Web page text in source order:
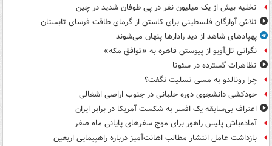
تخلیه بیش از یک میلیون نفر در پی طوفان شدید در چین
تلاش آوارگان فلسطینی برای کاستن از گرمای طاقت فرسای تابستان
پهپادهای شاهد از دید رادارها پنهان می‌شوند
نگرانی تل‌آویو از پیوستن قاهره به «توافق مکه»
تظاهرات گسترده در سئوتا
چرا رونالدو به مسی تسلیت نگفت؟
خودکشی دانشجوی دوره خلبانی در جنوب اراضی اشغالی
اعتراف بی‌سابقه یک افسر به شکست آمریکا در برابر ایران
آماده‌باش پلیس راهور برای موج سفرهای پایانی ماه صفر
بازداشت عامل انتشار مطالب اهانت‌آمیز درباره راهپیمایی اربعین